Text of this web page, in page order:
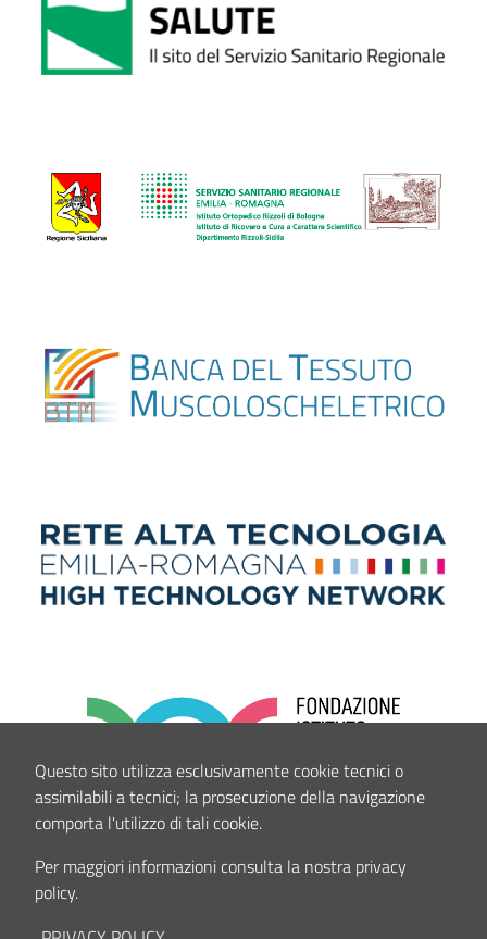
Questo sito utilizza esclusivamente cookie tecnici o
assimilabili a tecnici; la prosecuzione della navigazione
comporta l'utilizzo di tali cookie.
Per maggiori informazioni consulta la nostra privacy
policy.